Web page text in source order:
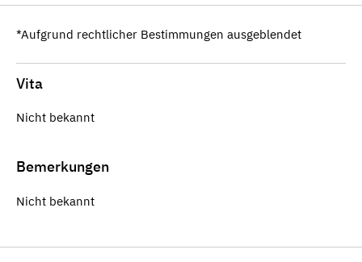
*Aufgrund rechtlicher Bestimmungen ausgeblendet
Vita
Nicht bekannt
Bemerkungen
Nicht bekannt